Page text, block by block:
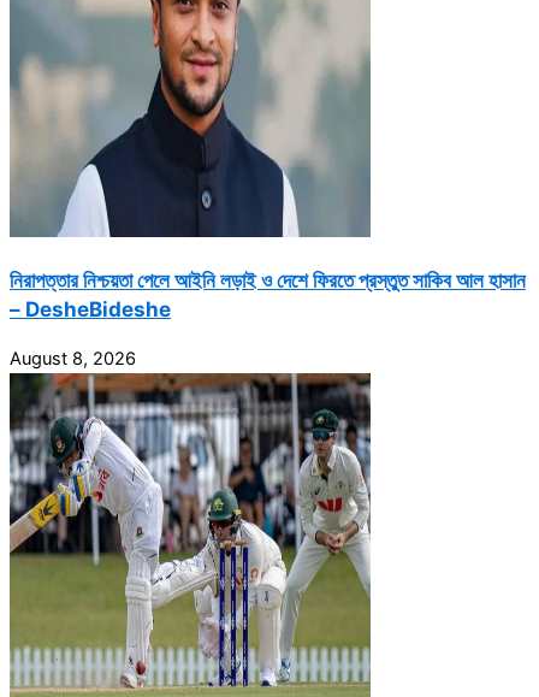
নিরাপত্তার নিশ্চয়তা পেলে আইনি লড়াই ও দেশে ফিরতে প্রস্তুত সাকিব আল হাসান
– DesheBideshe
August 8, 2026